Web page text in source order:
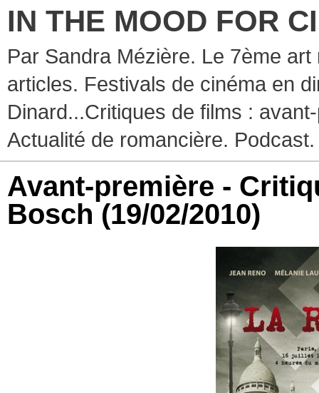
IN THE MOOD FOR
Par Sandra Mézière. Le 7ème
articles. Festivals de cinéma en
Dinard...Critiques de films :
Actualité de romancière. Podcast.
Avant-première -
Bosch (19/02/2010)